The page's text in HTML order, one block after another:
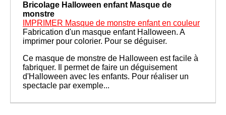
Bricolage Halloween enfant Masque de
monstre
IMPRIMER Masque de monstre enfant en couleur
Fabrication d'un masque enfant Halloween. A
imprimer pour colorier. Pour se déguiser.
Ce masque de monstre de Halloween est facile à
fabriquer. Il permet de faire un déguisement
d'Halloween avec les enfants. Pour réaliser un
spectacle par exemple...